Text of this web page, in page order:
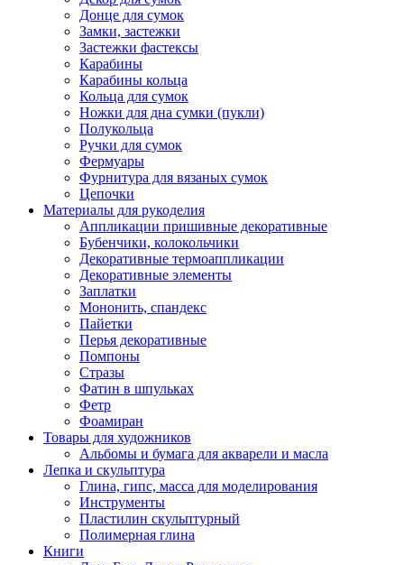
Донце для сумок
Замки, застежки
Застежки фастексы
Карабины
Карабины кольца
Кольца для сумок
Ножки для дна сумки (пукли)
Полукольца
Ручки для сумок
Фермуары
Фурнитура для вязаных сумок
Цепочки
Материалы для рукоделия
Аппликации пришивные декоративные
Бубенчики, колокольчики
Декоративные термоаппликации
Декоративные элементы
Заплатки
Мононить, спандекс
Пайетки
Перья декоративные
Помпоны
Стразы
Фатин в шпульках
Фетр
Фоамиран
Товары для художников
Альбомы и бумага для акварели и масла
Лепка и скульптура
Глина, гипс, масса для моделирования
Инструменты
Пластилин скульптурный
Полимерная глина
Книги